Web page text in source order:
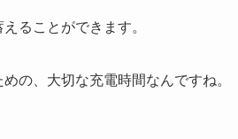
ることができます。
の、大切な充電時間なんですね。